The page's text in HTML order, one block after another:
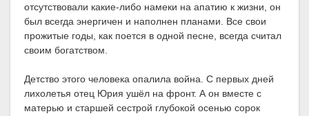
отсутствовали какие-либо намеки на апатию к жизни, он
был всегда энергичен и наполнен планами. Все свои
прожитые годы, как поется в одной песне, всегда считал
своим богатством.
Детство этого человека опалила война. С первых дней
лихолетья отец Юрия ушёл на фронт. А он вместе с
матерью и старшей сестрой глубокой осенью сорок